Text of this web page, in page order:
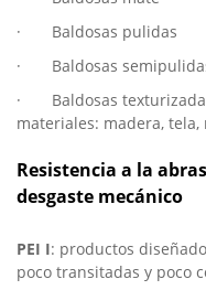
· Baldosas pulidas
· Baldosas
· Baldosas
materiales: madera,
Resistencia a la
desgaste mecánico
PEI I: productos
poco transitadas y poco